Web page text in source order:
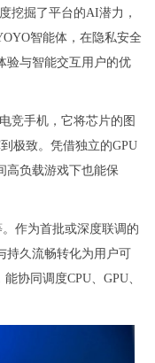
挖掘了平台的AI潜力，
智能体，在隐私安全
验与智能交互用户的优
竞手机，它将芯片的图
极致。凭借独立的GPU
高负载游戏下也能保
作为首批或深度联调的
持久流畅转化为用户可
协同调度CPU、GPU、